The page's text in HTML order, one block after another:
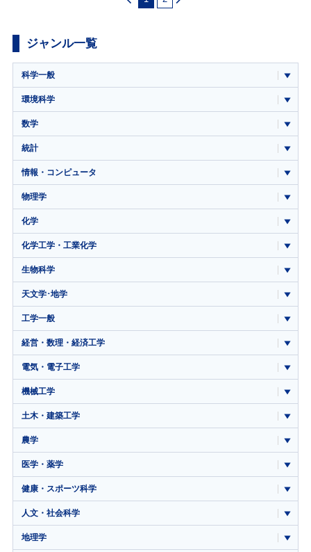
ジャンル一覧
科学一般
環境科学
数学
統計
情報・コンピュータ
物理学
化学
化学工学・工業化学
生物科学
天文学･地学
工学一般
経営・数理・経済工学
電気・電子工学
機械工学
土木・建築工学
農学
医学・薬学
健康・スポーツ科学
人文・社会科学
地理学